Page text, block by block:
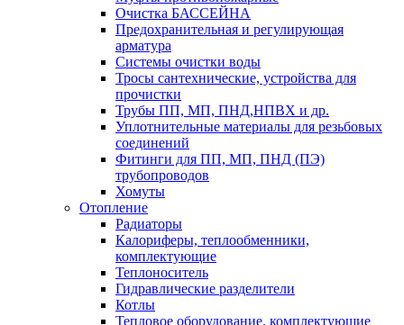
Очистка БАССЕЙНА
Предохранительная и регулирующая
арматура
Системы очистки воды
Тросы сантехнические, устройства для
прочистки
Трубы ПП, МП, ПНД,НПВХ и др.
Уплотнительные материалы для резьбовых
соединений
Фитинги для ПП, МП, ПНД (ПЭ)
трубопроводов
Хомуты
Отопление
Радиаторы
Калориферы, теплообменники,
комплектующие
Теплоноситель
Гидравлические разделители
Котлы
Тепловое оборудование, комплектующие